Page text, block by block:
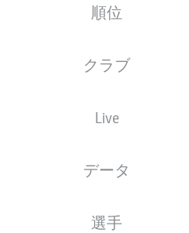
順位
クラブ
Live
データ
選手
スターティングメンバー
XGOALS